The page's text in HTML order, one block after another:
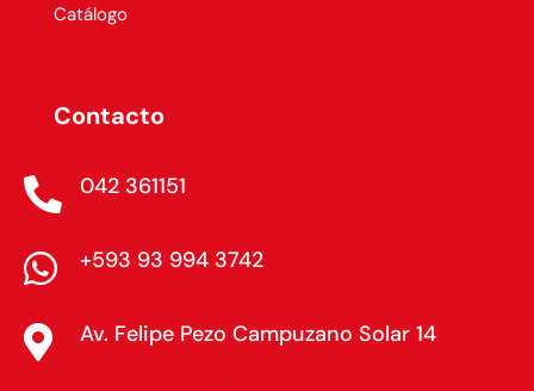
Catálogo
Contacto
 042 361151
 +593 93 994 3742
 Av. Felipe Pezo Campuzano Solar 14